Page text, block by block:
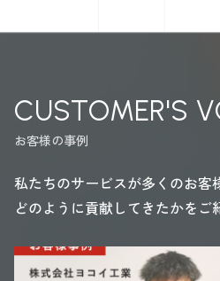
CUSTOMER'S
お客様の事例
私たちのサービスが多くのお客
どのように貢献してきたかをご